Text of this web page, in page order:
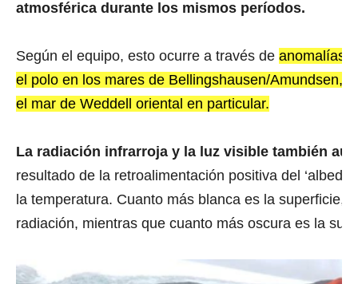
atmosférica durante los mismos períodos.
Según el equipo, esto ocurre a través de anomalías
el polo en los mares de Bellingshausen/Amundsen,
el mar de Weddell oriental en particular.
La radiación infrarroja y la luz visible también
resultado de la retroalimentación positiva del
la temperatura. Cuanto más blanca es la superficie,
radiación, mientras que cuanto más oscura es la